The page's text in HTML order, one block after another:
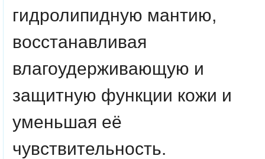
гидролипидную мантию,
восстанавливая
влагоудерживающую и
защитную функции кожи и
уменьшая её
чувствительность.